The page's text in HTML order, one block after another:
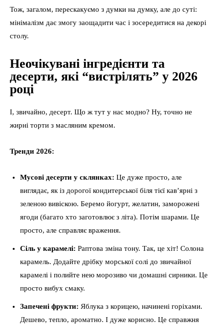
Тож, загалом, перескакуємо з думки на думку, але до суті:
мінімалізм дає змогу заощадити час і зосередитися на декорі
столу.
Неочікувані інгредієнти та
десерти, які “вистрілять” у 2026
році
І, звичайно, десерт. Що ж тут у нас модно? Ну, точно не
жирні торти з масляним кремом.
Тренди 2026:
Мусові десерти у склянках: Це дуже просто, але
виглядає, як із дорогої кондитерської біля тієї кав’ярні з
зеленою вивіскою. Беремо йогурт, желатин, заморожені
ягоди (багато хто заготовлює з літа). Потім шарами. Це
просто, але справляє враження.
Сіль у карамелі: Раптова зміна тону. Так, це хіт! Солона
карамель. Додайте дрібку морської солі до звичайної
карамелі і полийте нею морозиво чи домашні сирники. Це
просто вибух смаку.
Запечені фрукти: Яблука з корицею, начинені горіхами.
Дешево, тепло, ароматно. І дуже корисно. Це справжня